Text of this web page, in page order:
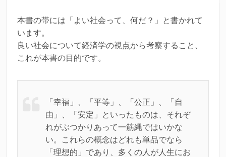
本書の帯には「よい社会って、何だ？」と書かれて
います。
良い社会について経済学の視点から考察すること、
これが本書の目的です。
「幸福」、「平等」、「公正」、「自
由」、「安定」といったものは、それぞ
れがぶつかりあって一筋縄ではいかな
い。これらの概念はどれも単品でなら
「理想的」であり、多くの人が人生にお